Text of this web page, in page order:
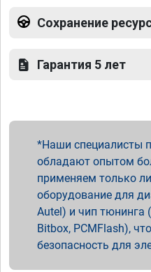
Сохранение
Гарантия 5 лет
Наши специалисты
обладают опытом
применяем только
оборудование для
Autel) и чип тюнинга
Bitbox, PCMFlash),
безопасность для